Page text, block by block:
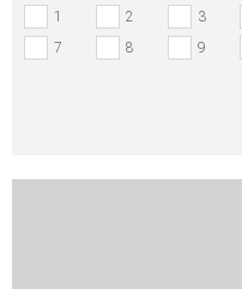
1
2 3
7
8 9